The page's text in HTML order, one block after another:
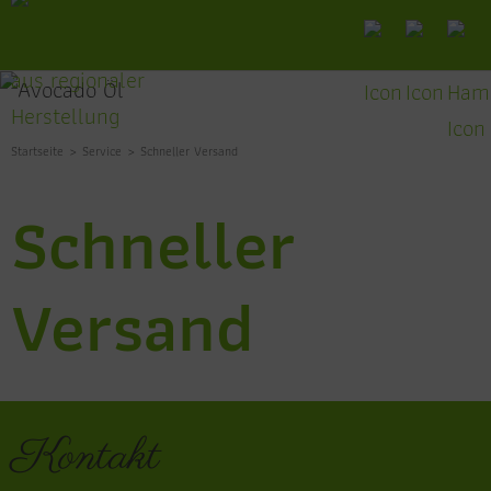
Startseite Service Schneller Versand
Schneller
Versand
Kontakt